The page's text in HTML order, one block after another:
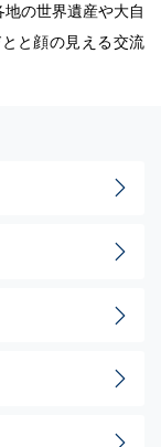
の世界遺産や大自
と顔の見える交流